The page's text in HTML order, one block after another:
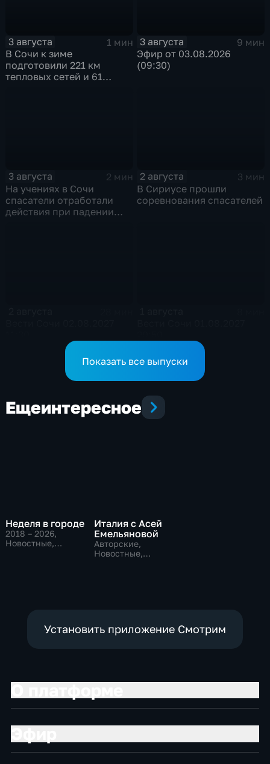
3 августа
1 мин
В Сочи к зиме
подготовили 221 км
тепловых сетей и 61
3 августа
9 мин
Эфир от 03.08.2026
(09:30)
3 августа
2 мин
На учениях в Сочи
спасатели отработали
действия при падении
2 августа
3 мин
В Сириусе прошли
соревнования спасателей
Показать все выпуски
Ещеинтересное
Неделя в городе
2018 – 2026,
Новостные,
Италия с Асей
Емельяновой
Авторские,
Новостные,
Установить приложение Смотрим